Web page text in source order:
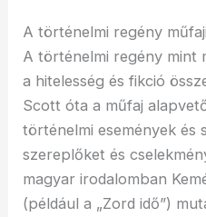
A történelmi regény
A történelmi regény mint
a hitelesség és fikció
Scott óta a műfaj
történelmi események és
szereplőket és
magyar irodalomban
(például a „Zord idő”)